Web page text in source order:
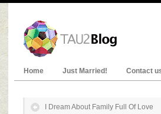
Home Just Married! Contact
I Dream About Family Full Of Love